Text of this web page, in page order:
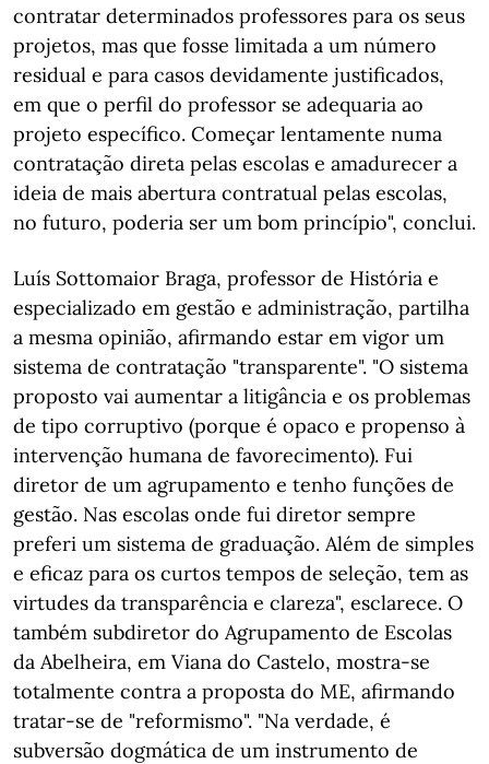
contratar determinados professores para os seus
projetos, mas que fosse limitada a um número
residual e para casos devidamente justificados,
em que o perfil do professor se adequaria ao
projeto específico. Começar lentamente numa
contratação direta pelas escolas e amadurecer a
ideia de mais abertura contratual pelas escolas,
no futuro, poderia ser um bom princípio", conclui.
Luís Sottomaior Braga, professor de História e
especializado em gestão e administração, partilha
a mesma opinião, afirmando estar em vigor um
sistema de contratação "transparente". "O sistema
proposto vai aumentar a litigância e os problemas
de tipo corruptivo (porque é opaco e propenso à
intervenção humana de favorecimento). Fui
diretor de um agrupamento e tenho funções de
gestão. Nas escolas onde fui diretor sempre
preferi um sistema de graduação. Além de simples
e eficaz para os curtos tempos de seleção, tem as
virtudes da transparência e clareza", esclarece. O
também subdiretor do Agrupamento de Escolas
da Abelheira, em Viana do Castelo, mostra-se
totalmente contra a proposta do ME, afirmando
tratar-se de "reformismo". "Na verdade, é
subversão dogmática de um instrumento de